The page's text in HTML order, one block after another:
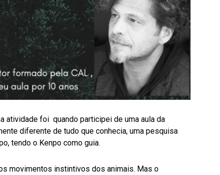
atividade foi quando participei de uma aula da
diferente de tudo que conhecia, uma pesquisa
tendo o Kenpo como guia.
movimentos instintivos dos animais. Mas o